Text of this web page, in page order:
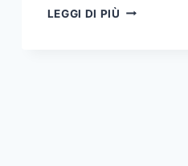
LEGGI DI PIÙ IL